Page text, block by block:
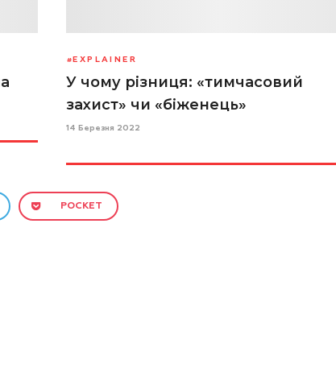
EXPLAINER
У чому різниця: «тимчасовий
захист» чи «біженець»
14 Березня 2022
POCKET